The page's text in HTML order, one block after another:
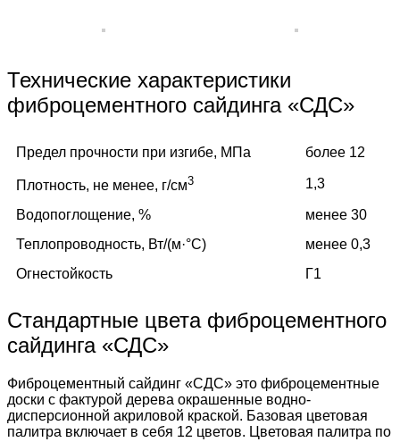
Технические характеристики
фиброцементного сайдинга «СДС»
Предел прочности при изгибе, МПа более 12
Плотность, не менее, г/см3 1,3
Водопоглощение, %
менее 30
Теплопроводность, Вт/(м·°C)
менее 0,3
Огнестойкость
Г1
Стандартные цвета фиброцементного
сайдинга «СДС»
Фиброцементный сайдинг «СДС» это фиброцементные
доски с фактурой дерева окрашенные водно-
дисперсионной акриловой краской. Базовая цветовая
палитра включает в себя 12 цветов. Цветовая палитра по